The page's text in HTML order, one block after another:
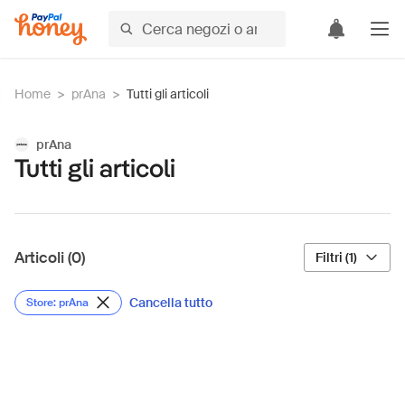
Home > prAna > Tutti gli articoli
prAna
Tutti gli articoli
Articoli (0) Filtri (1)
Store: prAna Cancella tutto